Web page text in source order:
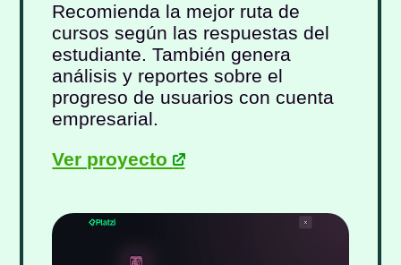
Recomienda la mejor ruta de
cursos según las respuestas del
estudiante. También genera
análisis y reportes sobre el
progreso de usuarios con cuenta
empresarial.
Ver proyecto-